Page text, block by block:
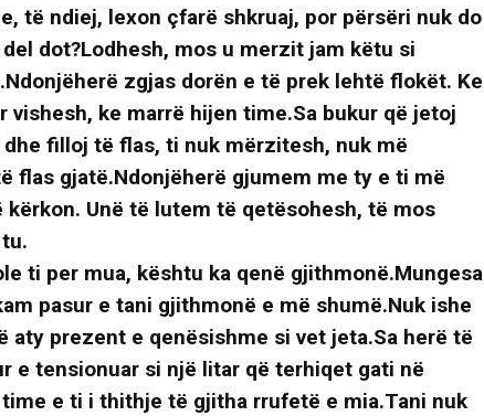
të ndiej, lexon çfarë shkruaj, por përsëri nuk do
dot?Lodhesh, mos u merzit jam këtu si
zgjas dorën e të prek lehtë flokët. Ke
ke marrë hijen time.Sa bukur që jetoj
filloj të flas, ti nuk mërzitesh, nuk më
flas gjatë.Ndonjëherë gjumem me ty e ti më
Unë të lutem të qetësohesh, të mos
ti per mua, kështu ka qenë gjithmonë.Mungesa
pasur e tani gjithmonë e më shumë.Nuk ishe
prezent e qenësishme si vet jeta.Sa herë të
e tensionuar si një litar që terhiqet gati në
e ti i thithje të gjitha rrufetë e mia.Tani nuk